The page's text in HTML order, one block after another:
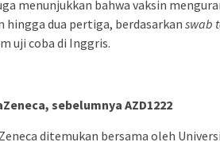
menunjukkan bahwa vaksin
hingga dua pertiga, berdasarkan swab
uji coba di Inggris.
sebelumnya AZD1222
ditemukan bersama oleh